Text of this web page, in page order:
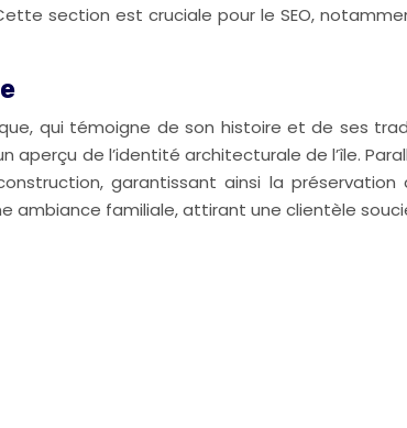
section est cruciale pour le SEO,
qui témoigne de son histoire et de ses
de l’identité architecturale de l’île.
garantissant ainsi la
ambiance familiale, attirant une clientèle